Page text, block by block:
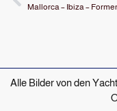
Alle Bilder von den